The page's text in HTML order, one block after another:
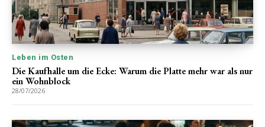
Leben im Osten
Die Kaufhalle um die Ecke: Warum die Platte mehr war als nur
ein Wohnblock
28/07/2026